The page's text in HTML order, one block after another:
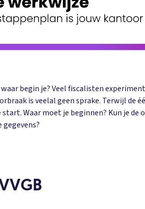
begin je? Veel fiscalisten
is veelal geen sprake. Terwijl de
Waar moet je beginnen? Kun je